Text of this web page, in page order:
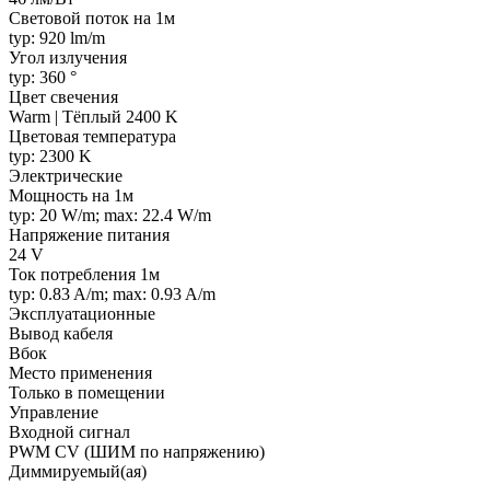
Световой поток на 1м
typ: 920 lm/m
Угол излучения
typ: 360 °
Цвет свечения
Warm | Тёплый 2400 K
Цветовая температура
typ: 2300 K
Электрические
Мощность на 1м
typ: 20 W/m; max: 22.4 W/m
Напряжение питания
24 V
Ток потребления 1м
typ: 0.83 A/m; max: 0.93 A/m
Эксплуатационные
Вывод кабеля
Вбок
Место применения
Только в помещении
Управление
Входной сигнал
PWM СV (ШИМ по напряжению)
Диммируемый(ая)